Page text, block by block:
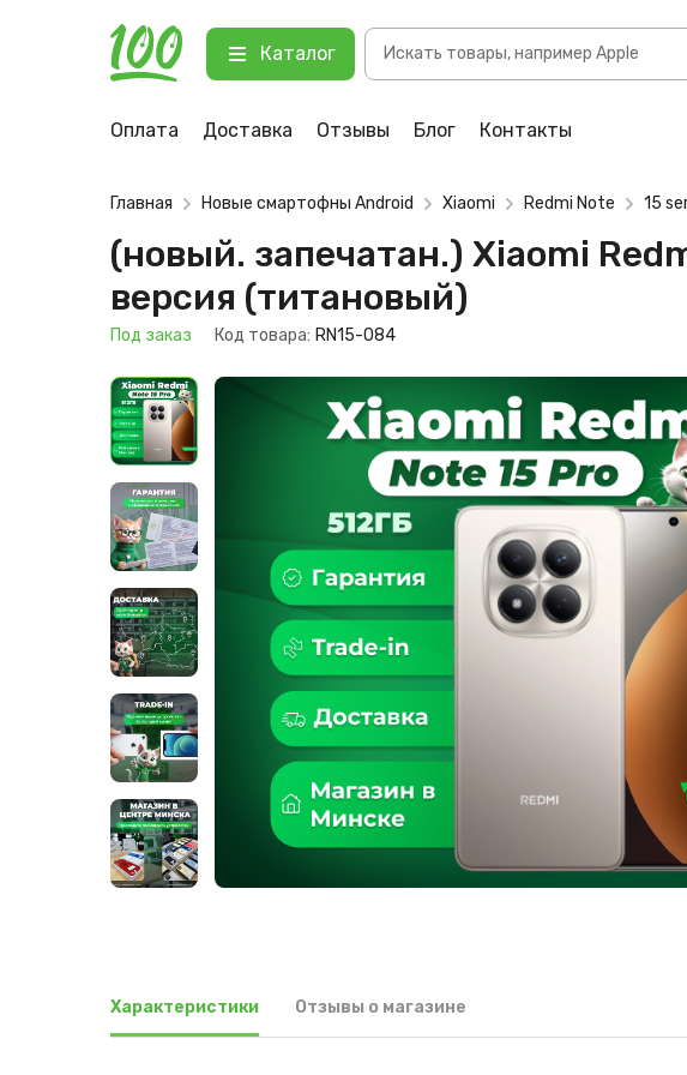
Каталог
Поиск
товаров
Оплата Доставка Отзывы Блог Контакты
(новый. запечатан.) Xiaomi Redmi Note 15 Pro 5G
123 Под заказ
Главная Новые смартофны Android Xiaomi Redmi Note 15
(новый. запечатан.) Xiaomi
версия (титановый)
Под заказ Код товара: RN15-084
Характеристики Отзывы о магазине